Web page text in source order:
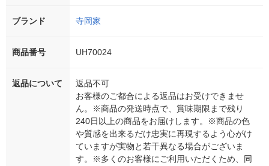
ブランド 寺岡家
商品番号 UH70024
返品について
返品不可
お客様のご都合による返品はお受けできませ
ん。※商品の発送時点で、賞味期限まで残り
240日以上の商品をお届けします。※商品の色
や質感を出来るだけ忠実に再現するよう心がけ
ていますが実物と若干異なる場合がございま
す。※多くのお客様にご利用いただくため、同